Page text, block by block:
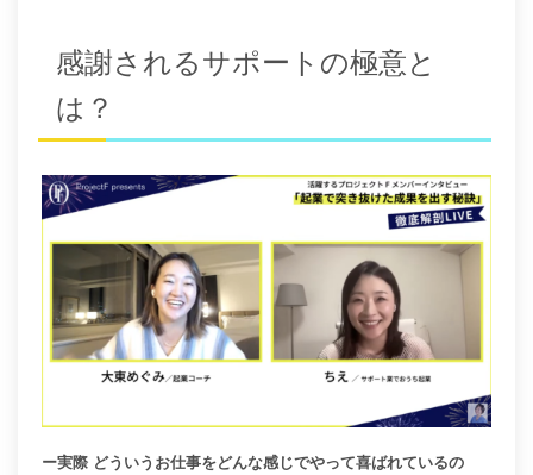
感謝されるサポートの極意と
は？
ー実際 どういうお仕事をどんな感じでやって喜ばれているの